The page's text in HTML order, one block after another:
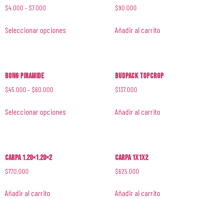
$4.000 – $7.000
Seleccionar opciones
$90.000
Añadir al carrito
Bong Piramide
$45.000 – $60.000
Seleccionar opciones
Budpack Topcrop
$137.000
Añadir al carrito
Carpa 1.20×1.20×2
$770.000
Añadir al carrito
Carpa 1x1x2
$625.000
Añadir al carrito